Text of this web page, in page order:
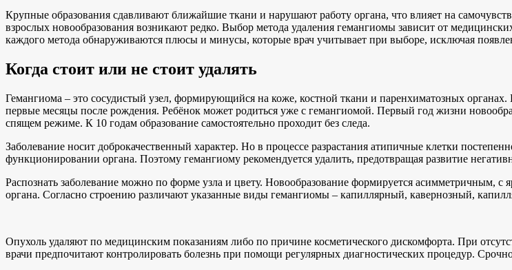
Крупные образования сдавливают ближайшие ткани и нарушают работу органа, что влияет на
взрослых новообразования возникают редко. Выбор метода удаления гемангиомы зависит от
каждого метода обнаруживаются плюсы и минусы, которые врач учитывает при выборе, исключая
Когда стоит или не стоит удалять
Гемангиома – это сосудистый узел, формирующийся на коже, костной ткани и паренхиматозных
первые месяцы после рождения. Ребёнок может родиться уже с гемангиомой. Первый год жизни
спящем режиме. К 10 годам образование самостоятельно проходит без следа.
Заболевание носит доброкачественный характер. Но в процессе разрастания атипичные клетки
функционировании органа. Поэтому гемангиому рекомендуется удалить, предотвращая развитие
Распознать заболевание можно по форме узла и цвету. Новообразование формируется асимметричным,
органа. Согласно строению различают указанные виды гемангиомы – капиллярный, кавернозный,
Опухоль удаляют по медицинским показаниям либо по причине косметического дискомфорта. При
врачи предпочитают контролировать болезнь при помощи регулярных диагностических процедур.